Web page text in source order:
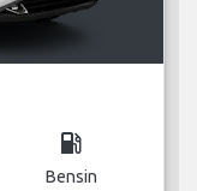
local_gas_station
Bensin